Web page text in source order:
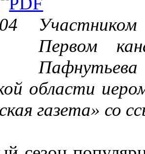
Первом
области
газета» со